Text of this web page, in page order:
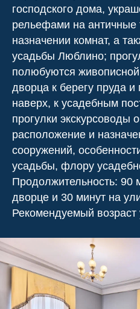
господского дома,
рельефами на античные
назначении комнат, а
усадьбы Люблино;
полюбуются
дворца к берегу пруда
наверх, к усадебным
прогулки экскурсоводы
расположение и
сооружений,
усадьбы, флору
Продолжительность: 90
дворце и 30 минут на
Рекомендуемый возраст